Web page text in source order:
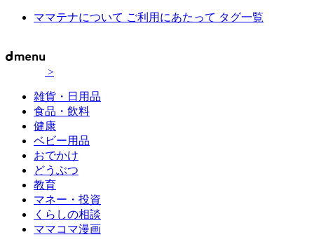
ママテナについて ご利用にあたって タグ一覧
>
雑貨・日用品
食品・飲料
健康
ベビー用品
おでかけ
どうぶつ
教育
マネー・投資
くらしの相談
ママコマ漫画